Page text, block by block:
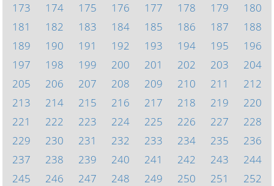
173
174 175 176 177 178 179
180
181
182 183 184 185 186 187
188
189
190 191 192 193 194 195
196
197
198 199 200 201 202 203
204
205
206 207 208 209 210 211
212
213
214 215 216 217 218 219
220
221
222 223 224 225 226 227
228
229
230 231 232 233 234 235
236
237
238 239 240 241 242 243
244
245
246 247 248 249 250 251
252